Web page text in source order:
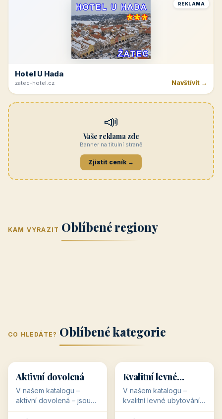
REKLAMA
Hotel U Hada
zatec-hotel.cz Navštívit →
📣
Vaše reklama zde
Banner na titulní straně
Zjistit ceník →
KAM VYRAZIT Oblíbené regiony
(Jihomoravský
kraj)
kraj)
Zlínský kraj Žilinský
Karlovarský
Střední Čechy
(Středočeský
CO HLEDÁTE? Oblíbené kategorie
🥾 36 objektů
Aktivní dovolená
V našem katalogu –
aktivní dovolená – jsou
pro Vás připraveny
💰
💰
34 objektů
Kvalitní levné
ubytování
V našem katalogu –
kvalitní levné ubytování –
jsou pro Vás připraveny